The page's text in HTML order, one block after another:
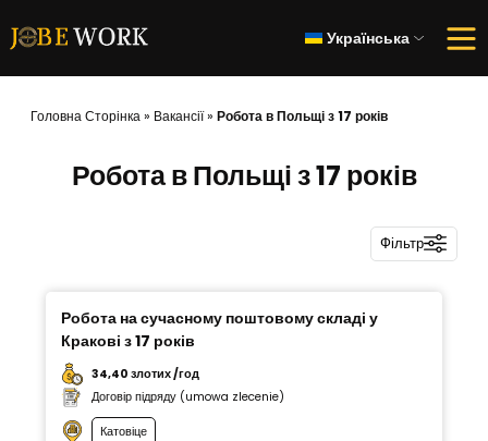
Українська
Головна Сторінка» Вакансії» Робота в Польщі з 17 років
Робота в Польщі з 17 років
Фільтр
Робота на сучасному поштовому складі у
Кракові з 17 років
34,40 злотих /год
Договір підряду (umowa zlecenie)
Катовіце